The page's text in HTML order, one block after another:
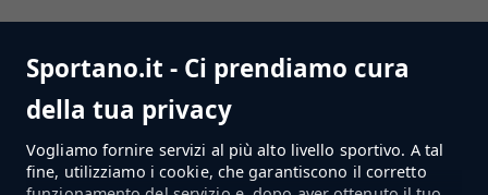
Sportano.it - Ci prendiamo cura
della tua privacy
Vogliamo fornire servizi al più alto livello sportivo. A tal
fine, utilizziamo i cookie, che garantiscono il corretto
Seguiteci